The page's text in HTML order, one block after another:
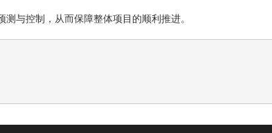
与控制，从而保障整体项目的顺利推进。